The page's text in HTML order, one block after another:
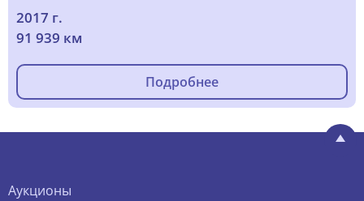
2017 г.
91 939 км
Подробнее
Аукционы